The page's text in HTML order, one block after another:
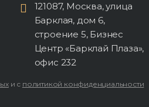
121087, Москва, улица
Барклая, дом 6,
строение 5, Бизнес
Центр «Барклай Плаза»,
офис 232
и с политикой конфиденциальности